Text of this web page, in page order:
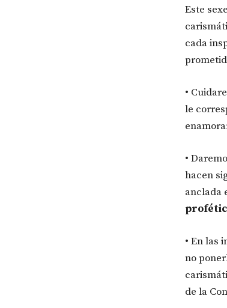
Este
cada
•
le
•
hacen
anclada
• En las
no
de la